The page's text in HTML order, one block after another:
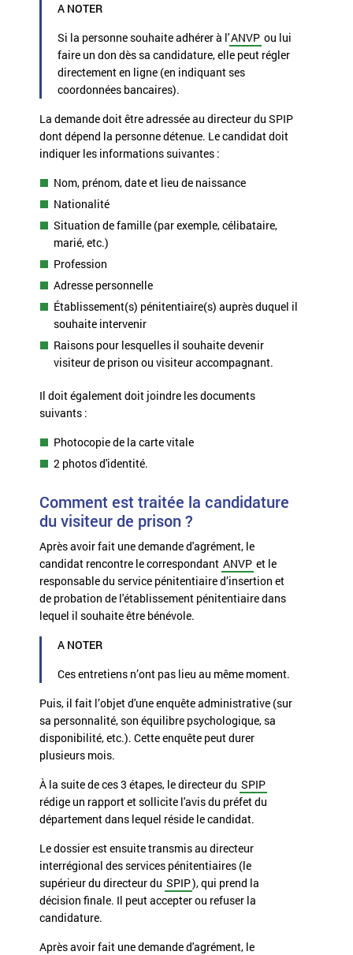
A NOTER
Si la personne souhaite adhérer à l'ANVP ou lui
faire un don dès sa candidature, elle peut régler
directement en ligne (en indiquant ses
coordonnées bancaires).
La demande doit être adressée au directeur du SPIP
dont dépend la personne détenue. Le candidat doit
indiquer les informations suivantes :
Nom, prénom, date et lieu de naissance
Nationalité
Situation de famille (par exemple, célibataire,
marié, etc.)
Profession
Adresse personnelle
Établissement(s) pénitentiaire(s) auprès duquel il
souhaite intervenir
Raisons pour lesquelles il souhaite devenir
visiteur de prison ou visiteur accompagnant.
Il doit également doit joindre les documents
suivants :
Photocopie de la carte vitale
2 photos d'identité.
Comment est traitée la candidature
du visiteur de prison ?
Après avoir fait une demande d'agrément, le
candidat rencontre le correspondant ANVP et le
responsable du service pénitentiaire d’insertion et
de probation de l'établissement pénitentiaire dans
lequel il souhaite être bénévole.
A NOTER
Ces entretiens n’ont pas lieu au même moment.
Puis, il fait l’objet d'une enquête administrative (sur
sa personnalité, son équilibre psychologique, sa
disponibilité, etc.). Cette enquête peut durer
plusieurs mois.
À la suite de ces 3 étapes, le directeur du SPIP
rédige un rapport et sollicite l'avis du préfet du
département dans lequel réside le candidat.
Le dossier est ensuite transmis au directeur
interrégional des services pénitentiaires (le
supérieur du directeur du SPIP), qui prend la
décision finale. Il peut accepter ou refuser la
candidature.
Après avoir fait une demande d'agrément, le